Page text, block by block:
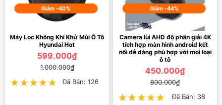
Giảm -40%
Máy Lọc Không Khí Khử Mùi Ô Tô
Hyundai Hot
599.000₫
1.000.000₫
★★★★★
★★★★★ Đã Bán: 126
Giảm -44%
Camera lùi AHD độ phân giải 4K
tích hợp màn hình android kết
nối dễ dàng phù hợp với mọi loại
ô tô
450.000₫
800.000₫
★★★★★
★★★★★ Đã Bán: 38